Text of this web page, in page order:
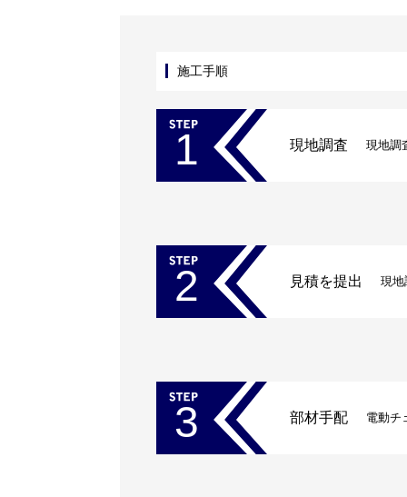
施工手順
1 現地調査 現地調
2 見積を提出 現地
3 部材手配 電動チ